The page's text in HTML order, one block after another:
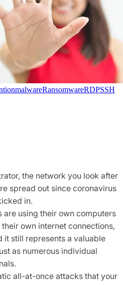
malwareRansomwareRDPSSH
the network you look after
spread out since coronavirus
in.
are using their own computers
own internet connections,
it still represents a valuable
as numerous individual
all-at-once attacks that your